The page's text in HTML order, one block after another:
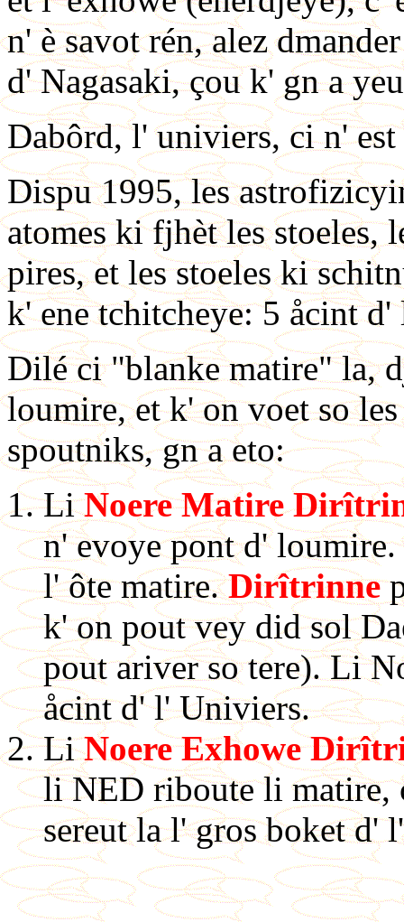
n' è savot rén, alez
d' Nagasaki, çou k' gn a
Dabôrd, l' univiers, ci n'
Dispu 1995, les
atomes ki fjhèt les stoeles,
pires, et les stoeles ki
k' ene tchitcheye: 5 åcint
Dilé ci "blanke matire" la,
loumire, et k' on voet so
spoutniks, gn a eto:
LiNoere Matire
n' evoye pont d' loumire.
l' ôte matire.Dirîtrinne
k' on pout vey did sol
pout ariver so tere). Li
åcint d' l' Univiers.
LiNoere Exhowe
li NED riboute li matire,
sereut la l' gros boket d'